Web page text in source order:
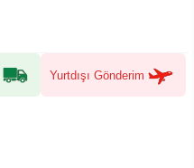
Yurtdışı Gönderim